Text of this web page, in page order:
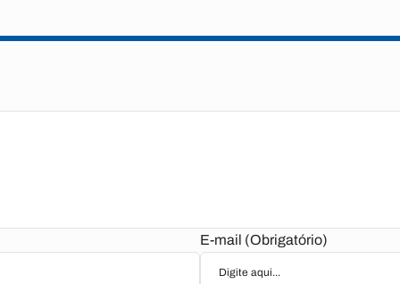
E-mail (Obrigatório)